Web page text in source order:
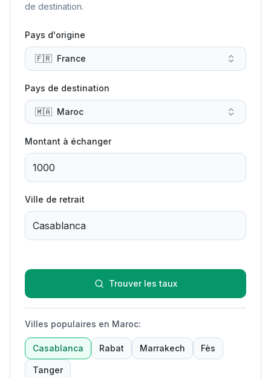
de destination.
Pays d'origine
🇫🇷 France
Pays de destination
🇲🇦 Maroc
Montant à échanger
Ville de retrait
Trouver les taux
Villes populaires en Maroc:
Casablanca Rabat Marrakech Fès
Tanger